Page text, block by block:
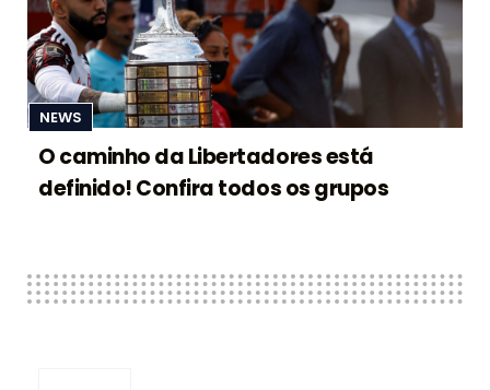
NEWS
O caminho da Libertadores está
definido! Confira todos os grupos